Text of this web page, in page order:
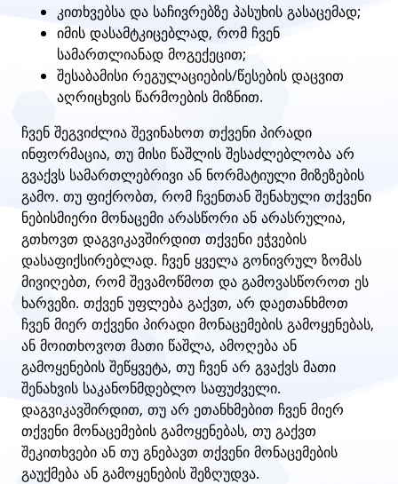
კითხვებსა და საჩივრებზე პასუხის გასაცემად;
იმის დასამტკიცებლად, რომ ჩვენ
სამართლიანად მოგექეცით;
შესაბამისი რეგულაციების/წესების დაცვით
აღრიცხვის წარმოების მიზნით.
ჩვენ შეგვიძლია შევინახოთ თქვენი პირადი
ინფორმაცია, თუ მისი წაშლის შესაძლებლობა არ
გვაქვს სამართლებრივი ან ნორმატიული მიზეზების
გამო. თუ ფიქრობთ, რომ ჩვენთან შენახული თქვენი
ნებისმიერი მონაცემი არასწორი ან არასრულია,
გთხოვთ დაგვიკავშირდით თქვენი ეჭვების
დასაფიქსირებლად. ჩვენ ყველა გონივრულ ზომას
მივიღებთ, რომ შევამოწმოთ და გამოვასწოროთ ეს
ხარვეზი. თქვენ უფლება გაქვთ, არ დაეთანხმოთ
ჩვენ მიერ თქვენი პირადი მონაცემების გამოყენებას,
ან მოითხოვოთ მათი წაშლა, ამოღება ან
გამოყენების შეწყვეტა, თუ ჩვენ არ გვაქვს მათი
შენახვის საკანონმდებლო საფუძველი.
დაგვიკავშირდით, თუ არ ეთანხმებით ჩვენ მიერ
თქვენი მონაცემების გამოყენებას, თუ გაქვთ
შეკითხვები ან თუ გნებავთ თქვენი მონაცემების
გაუქმება ან გამოყენების შეზღუდვა.